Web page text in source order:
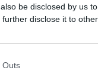
be disclosed by us
disclose it to
Outs
Kod
Dane